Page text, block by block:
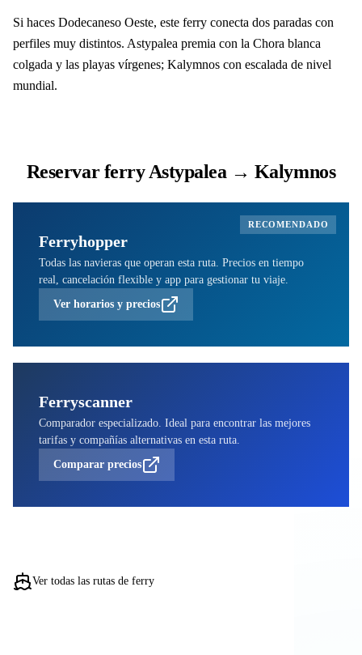
Si haces Dodecaneso Oeste, este ferry conecta dos paradas con
perfiles muy distintos. Astypalea premia con la Chora blanca
colgada y las playas vírgenes; Kalymnos con escalada de nivel
mundial.
Reservar ferry Astypalea → Kalymnos
RECOMENDADO
Ferryhopper
Todas las navieras que operan esta ruta. Precios en tiempo
real, cancelación flexible y app para gestionar tu viaje.
Ver horarios y precios
Ferryscanner
Comparador especializado. Ideal para encontrar las mejores
tarifas y compañías alternativas en esta ruta.
Comparar precios
Ver todas las rutas de ferry